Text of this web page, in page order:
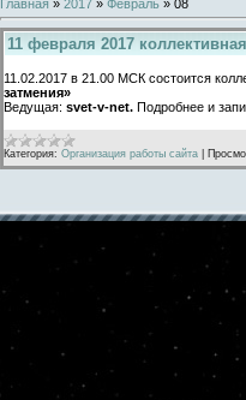
Главная » 2017 » Февраль » 08
11 февраля 2017
11.02.2017 в 21.00 МСК состоится
затмения»
Ведущая: svet-v-net. Подробнее и
Категория: Организация работы сайта